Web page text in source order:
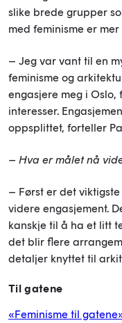
slike brede grupper
med feminisme er
– Jeg var vant til en
feminisme og
engasjere meg i Oslo,
interesser.
oppsplittet, forteller
– Hva er målet nå
– Først er det
videre engasjement.
kanskje til å ha et litt
det blir flere
detaljer knyttet til
Til gatene
«Feminisme til